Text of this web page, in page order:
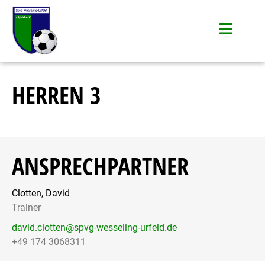
HERREN 3
ANSPRECHPARTNER
Clotten, David
Trainer
david.clotten@spvg-wesseling-urfeld.de
+49 174 3068311